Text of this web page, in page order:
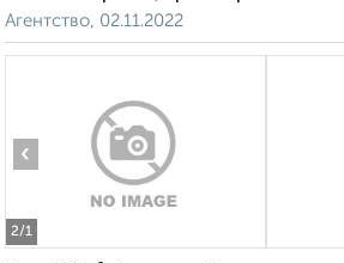
Агентство, 02.11.2022
2/1
‹